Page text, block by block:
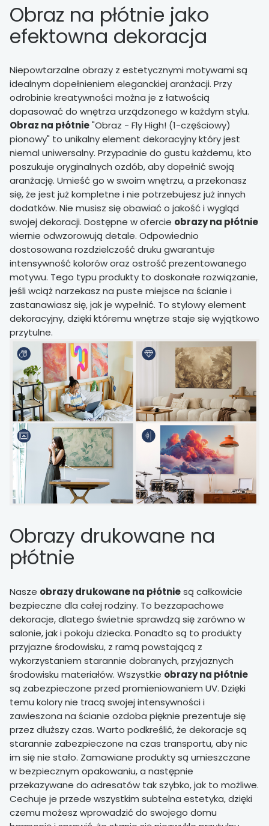
Obraz na płótnie jako
efektowna dekoracja
Niepowtarzalne obrazy z estetycznymi motywami są
idealnym dopełnieniem eleganckiej aranżacji. Przy
odrobinie kreatywności można je z łatwością
dopasować do wnętrza urządzonego w każdym stylu.
Obraz na płótnie"Obraz - Fly High! (1-częściowy)
pionowy" to unikalny element dekoracyjny który jest
niemal uniwersalny. Przypadnie do gustu każdemu, kto
poszukuje oryginalnych ozdób, aby dopełnić swoją
aranżację. Umieść go w swoim wnętrzu, a przekonasz
się, że jest już kompletne i nie potrzebujesz już innych
dodatków. Nie musisz się obawiać o jakość i wygląd
swojej dekoracji. Dostępne w ofercie obrazy na płótnie
wiernie odwzorowują detale. Odpowiednio
dostosowana rozdzielczość druku gwarantuje
intensywność kolorów oraz ostrość prezentowanego
motywu. Tego typu produkty to doskonałe rozwiązanie,
jeśli wciąż narzekasz na puste miejsce na ścianie i
zastanawiasz się, jak je wypełnić. To stylowy element
dekoracyjny, dzięki któremu wnętrze staje się wyjątkowo
przytulne.
Obrazy drukowane na
płótnie
Nasze obrazy drukowane na płótniesą całkowicie
bezpieczne dla całej rodziny. To bezzapachowe
dekoracje, dlatego świetnie sprawdzą się zarówno w
salonie, jak i pokoju dziecka. Ponadto są to produkty
przyjazne środowisku, z ramą powstającą z
wykorzystaniem starannie dobranych, przyjaznych
środowisku materiałów. Wszystkie obrazy na płótnie
są zabezpieczone przed promieniowaniem UV. Dzięki
temu kolory nie tracą swojej intensywności i
zawieszona na ścianie ozdoba pięknie prezentuje się
przez dłuższy czas. Warto podkreślić, że dekoracje są
starannie zabezpieczone na czas transportu, aby nic
im się nie stało. Zamawiane produkty są umieszczane
w bezpiecznym opakowaniu, a następnie
przekazywane do adresatów tak szybko, jak to możliwe.
Cechuje je przede wszystkim subtelna estetyka, dzięki
czemu możesz wprowadzić do swojego domu